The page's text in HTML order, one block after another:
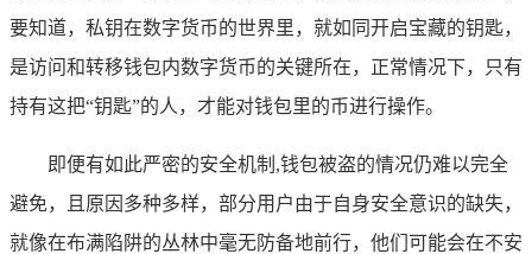
要知道，私钥在数字货币的世界里，就如同开启宝藏的钥匙，
是访问和转移钱包内数字货币的关键所在，正常情况下，只有
持有这把“钥匙”的人，才能对钱包里的币进行操作。
即便有如此严密的安全机制,钱包被盗的情况仍难以完全
避免，且原因多种多样，部分用户由于自身安全意识的缺失，
就像在布满陷阱的丛林中毫无防备地前行，他们可能会在不安